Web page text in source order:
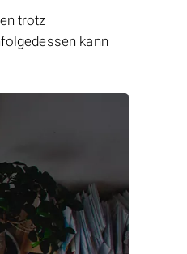
trotz
kann